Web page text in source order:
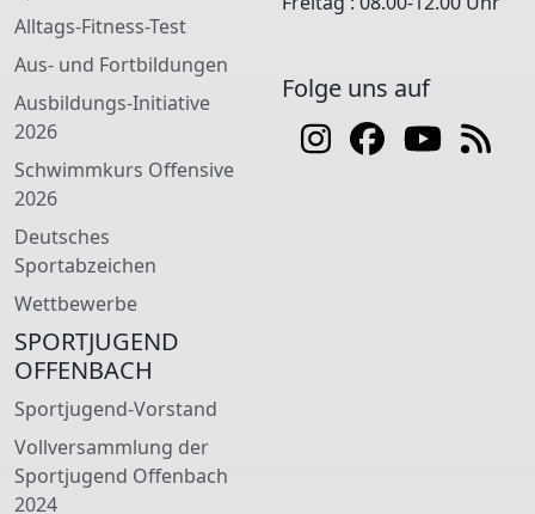
Alltags-Fitness-Test
Aus- und Fortbildungen
Ausbildungs-Initiative
2026
Schwimmkurs Offensive
2026
Deutsches
Sportabzeichen
Wettbewerbe
SPORTJUGEND
OFFENBACH
Sportjugend-Vorstand
Vollversammlung der
Sportjugend Offenbach
2024
Folge uns auf